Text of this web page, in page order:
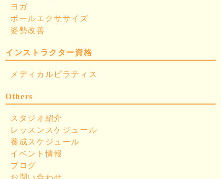
ヨガ
ボールエクササイズ
姿勢改善
インストラクター資格
メディカルピラティス
Others
スタジオ紹介
レッスンスケジュール
養成スケジュール
イベント情報
ブログ